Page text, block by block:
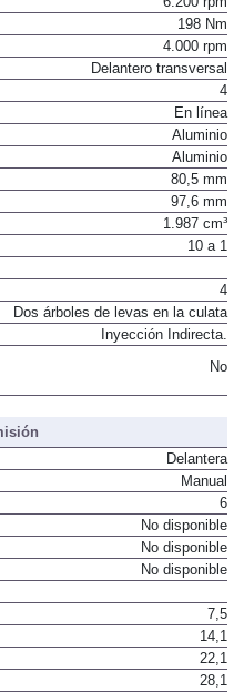
198 Nm
4.000 rpm
Delantero transversal
4
En línea
Aluminio
Aluminio
80,5 mm
97,6 mm
1.987 cm³
10 a 1
4
Dos árboles de levas en la culata
Inyección Indirecta.
No
Delantera
Manual
6
No disponible
No disponible
No disponible
7,5
14,1
22,1
28,1